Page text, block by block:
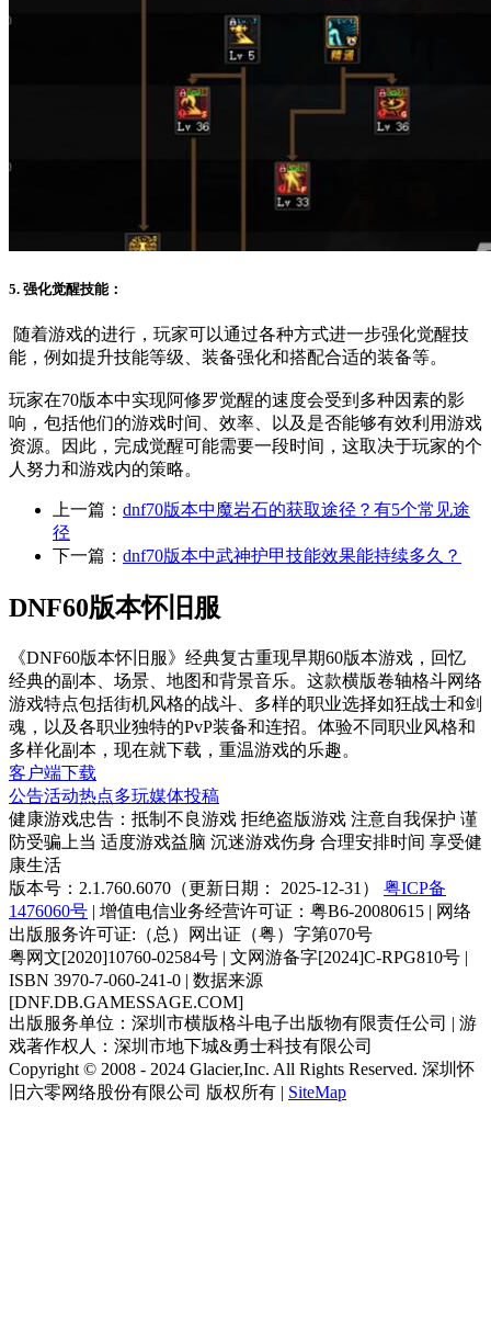
5. 强化觉醒技能：
随着游戏的进行，玩家可以通过各种方式进一步强化觉醒技
能，例如提升技能等级、装备强化和搭配合适的装备等。
玩家在70版本中实现阿修罗觉醒的速度会受到多种因素的影
响，包括他们的游戏时间、效率、以及是否能够有效利用游戏
资源。因此，完成觉醒可能需要一段时间，这取决于玩家的个
人努力和游戏内的策略。
上一篇： dnf70版本中魔岩石的获取途径？有5个常见途
径
下一篇： dnf70版本中武神护甲技能效果能持续多久？
DNF60版本怀旧服
《DNF60版本怀旧服》经典复古重现早期60版本游戏，回忆
经典的副本、场景、地图和背景音乐。这款横版卷轴格斗网络
游戏特点包括街机风格的战斗、多样的职业选择如狂战士和剑
魂，以及各职业独特的PvP装备和连招。体验不同职业风格和
多样化副本，现在就下载，重温游戏的乐趣。
客户端下载
公告活动热点多玩媒体投稿
健康游戏忠告：抵制不良游戏 拒绝盗版游戏 注意自我保护 谨
防受骗上当 适度游戏益脑 沉迷游戏伤身 合理安排时间 享受健
康生活
版本号：2.1.760.6070（更新日期： 2025-12-31）
粤ICP备
1476060号 | 增值电信业务经营许可证：粤B6-20080615 | 网络
出版服务许可证:（总）网出证（粤）字第070号
粤网文[2020]10760-02584号 | 文网游备字[2024]C-RPG810号 |
ISBN 3970-7-060-241-0 | 数据来源
[DNF.DB.GAMESSAGE.COM]
出版服务单位：深圳市横版格斗电子出版物有限责任公司 | 游
戏著作权人：深圳市地下城&勇士科技有限公司
Copyright © 2008 - 2024 Glacier,Inc. All Rights Reserved. 深圳怀
旧六零网络股份有限公司 版权所有 | SiteMap